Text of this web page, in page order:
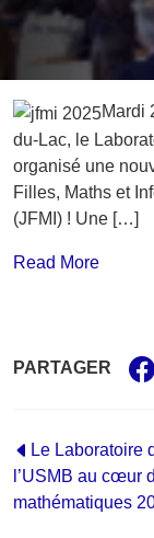
Mardi
du-Lac, le
organisé une
Filles, Maths et
(JFMI) ! Une […]
Read More
PARTAGER
Le Laboratoire
l’USMB au cœur
mathématiques